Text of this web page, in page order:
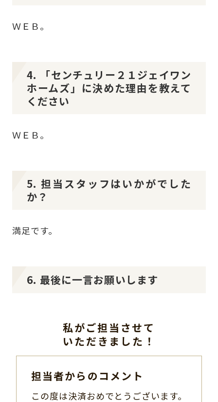
ＷＥＢ。
4. 「センチュリー２１ジェイワン
ホームズ」に決めた理由を教えて
ください
ＷＥＢ。
5. 担当スタッフはいかがでした
か？
満足です。
6. 最後に一言お願いします
私がご担当させて
いただきました！
担当者からのコメント
この度は決済おめでとうございます。